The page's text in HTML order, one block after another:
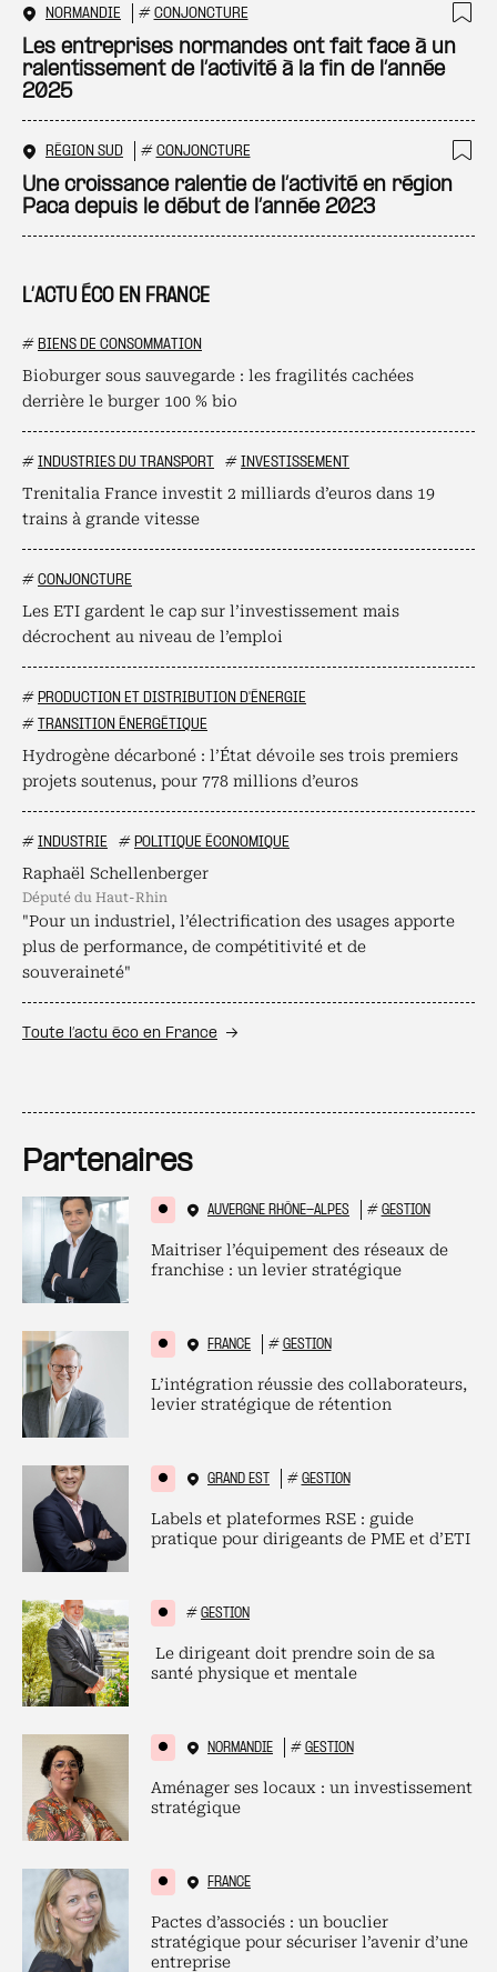
L’ACTU ÉCO EN FRANCE
# BIENS DE CONSOMMATION
Bioburger sous sauvegarde : les fragilités cachées
derrière le burger 100 % bio
# INDUSTRIES DU TRANSPORT # INVESTISSEMENT
Trenitalia France investit 2 milliards d’euros dans 19
trains à grande vitesse
# CONJONCTURE
Les ETI gardent le cap sur l’investissement mais
décrochent au niveau de l’emploi
# PRODUCTION ET DISTRIBUTION D'ÉNERGIE
# TRANSITION ÉNERGÉTIQUE
Hydrogène décarboné : l’État dévoile ses trois premiers
projets soutenus, pour 778 millions d’euros
# INDUSTRIE # POLITIQUE ÉCONOMIQUE
Raphaël Schellenberger
député du Haut-Rhin
"Pour un industriel, l’électrification des usages apporte
plus de performance, de compétitivité et de
souveraineté"
Toute l’actu éco en France
NORMANDIE # CONJONCTURE
Les entreprises normandes ont fait face à un
ralentissement de l’activité à la fin de l’année
2025
RÉGION SUD # CONJONCTURE
Une croissance ralentie de l’activité en région
Paca depuis le début de l’année 2023
Partenaires
AUVERGNE RHÔNE-ALPES # GESTION
Maitriser l’équipement des réseaux de
franchise : un levier stratégique
FRANCE # GESTION
L’intégration réussie des collaborateurs,
levier stratégique de rétention
GRAND EST # GESTION
Labels et plateformes RSE : guide
pratique pour dirigeants de PME et d’ETI
# GESTION
Le dirigeant doit prendre soin de sa
santé physique et mentale
NORMANDIE # GESTION
Aménager ses locaux : un investissement
stratégique
FRANCE
Pactes d’associés : un bouclier
stratégique pour sécuriser l’avenir d’une
entreprise